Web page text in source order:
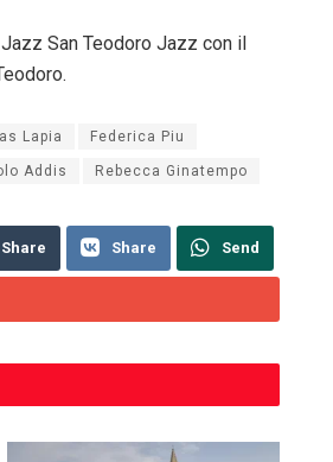
San Teodoro Jazz con il
Lapia Federica Piu
Addis Rebecca Ginatempo
Share Share Send